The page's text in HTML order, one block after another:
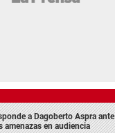
a Dagoberto Aspra ante
amenazas en audiencia